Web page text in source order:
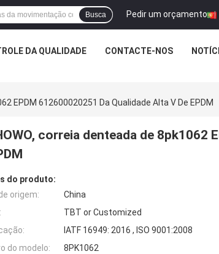
Pedir um orçamento |
Busca
DA QUALIDADE CONTACTE-NOS
EPDM 612600020251 Da Qualidade Alta V De EPDM
correia denteada de 8pk1062
do produto:
origem:
China
TBT or Customized
IATF 16949: 2016 , ISO 9001:2008
do modelo:
8PK1062